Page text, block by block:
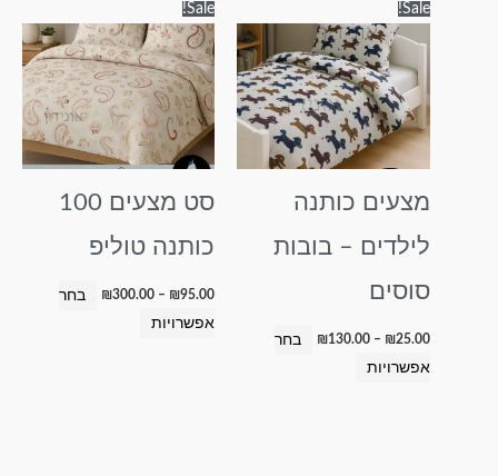
Sale!
מצעים כותנה
לילדים – בובות
סוסים
₪25.00
–
₪ 130.00
מחירים:
עד
⁦₪130.00⁩
בחר
אפשרויות
זה
יש
מספר
סוגים.
ניתן
את
בעמוד
Sale!
סט מצעים 100
כותנה טוליפ
₪95.00
–
₪300.00
מחירים:
⁦₪95.00⁩
עד
⁦₪300.00⁩
בחר
אפשרויות
זה
יש
מספר
סוגים.
ניתן
את
בעמוד
המוצר